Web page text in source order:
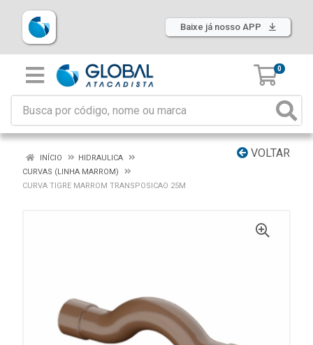
Baixe já nosso APP
0
VOLTAR
INÍCIO
HIDRAULICA
CURVAS (LINHA MARROM)
CURVA TIGRE MARROM TRANSPOSICAO 25M